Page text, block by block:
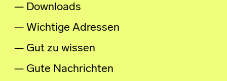
Downloads
Wichtige Adressen
Gut zu wissen
Gute Nachrichten